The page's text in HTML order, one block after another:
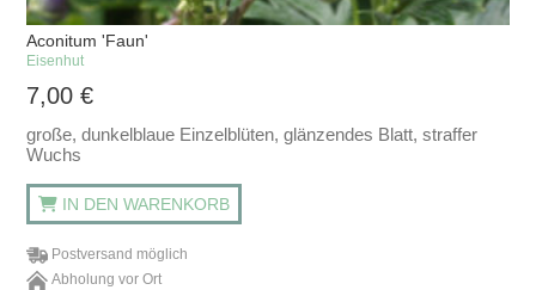
Aconitum 'Faun'
Eisenhut
7,00€
große, dunkelblaue Einzelblüten, glänzendes Blatt, straffer
Wuchs
IN DEN WARENKORB
Postversand möglich
Abholung vor Ort